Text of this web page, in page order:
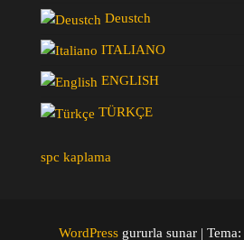
Deustch
ITALIANO
ENGLISH
TÜRKÇE
spc kaplama
WordPress gururla sunar | Tema: